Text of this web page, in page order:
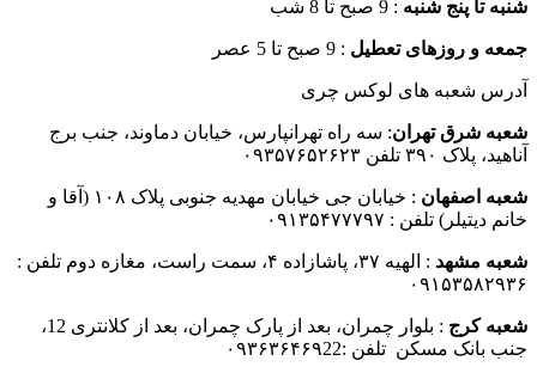
شنبه تا پنج شنبه : 9 صبح تا 8 شب
جمعه و روزهای تعطیل : 9 صبح تا 5 عصر
آدرس شعبه های لوکس چری
شعبه شرق تهران: سه راه تهرانپارس، خیابان دماوند، جنب برج
آناهید، پلاک ۳۹۰ تلفن ۰۹۳۵۷۶۵۲۶۲۳
شعبه اصفهان
: خیابان جی خیابان مهدیه جنوبی پلاک ۱۰۸ (آقا و
خانم دیتیلر) تلفن : ۰۹۱۳۵۴۷۷۷۹۷
شعبه مشهد
: الهیه ۳۷، پاشازاده ۴، سمت راست، مغازه دوم تلفن :
۰۹۱۵۳۵۸۲۹۳۶
شعبه کرج
: بلوار چمران، بعد از پارک چمران، بعد از کلانتری 12،
جنب بانک مسکن تلفن :۰۹۳۶۳۶۴۶۹22